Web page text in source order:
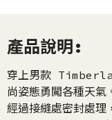
產品說明:
穿上男款
尚姿態勇闖各種天氣
經過接縫處密封處